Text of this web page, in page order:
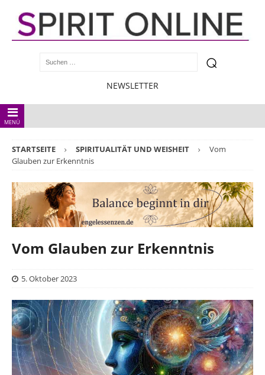
NEWSLETTER
MENÜ
STARTSEITE SPIRITUALITÄT UND WEISHEIT
Vom
Glauben zur Erkenntnis
Vom Glauben zur Erkenntnis
5. Oktober 2023